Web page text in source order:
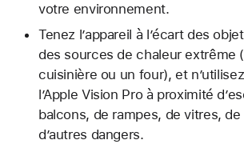
votre environnement.
Tenez l’appareil à l’écart des
des sources de chaleur extrême
cuisinière ou un four), et
l’Apple Vision Pro à proximité
balcons, de rampes, de vitres,
d’autres dangers.